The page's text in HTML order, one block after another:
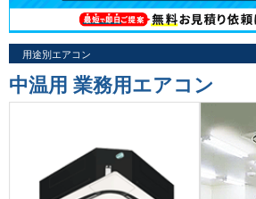
用途別エアコン
中温用 業務用エアコン